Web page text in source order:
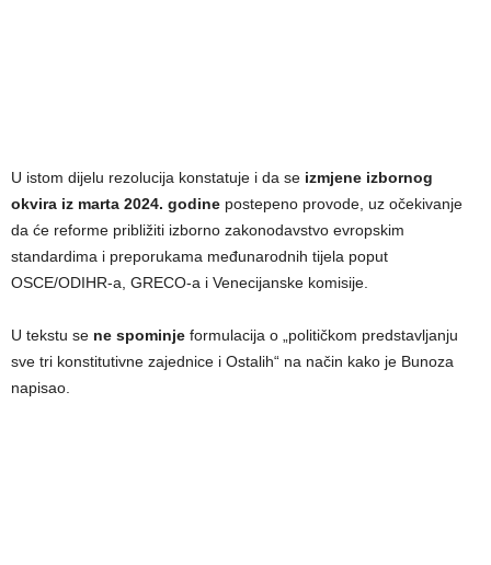
U istom dijelu rezolucija konstatuje i da se izmjene izbornog
okvira iz marta 2024. godine postepeno provode, uz očekivanje
da će reforme približiti izborno zakonodavstvo evropskim
standardima i preporukama međunarodnih tijela poput
OSCE/ODIHR-a, GRECO-a i Venecijanske komisije.
U tekstu se ne spominje formulacija o „političkom predstavljanju
sve tri konstitutivne zajednice i Ostalih“ na način kako je Bunoza
napisao.